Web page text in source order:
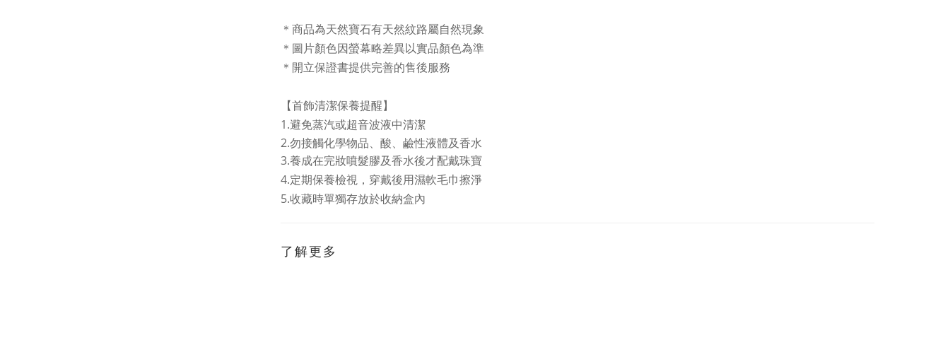
＊商品為天然寶石有天然紋路屬自然現象
＊圖片顏色因螢幕略差異以實品顏色為準
＊開立保證書提供完善的售後服務
【首飾清潔保養提醒】
1.避免蒸汽或超音波液中清潔
2.勿接觸化學物品、酸、鹼性液體及香水
3.養成在完妝噴髮膠及香水後才配戴珠寶
4.定期保養檢視，穿戴後用濕軟毛巾擦淨
5.收藏時單獨存放於收納盒內
了解更多